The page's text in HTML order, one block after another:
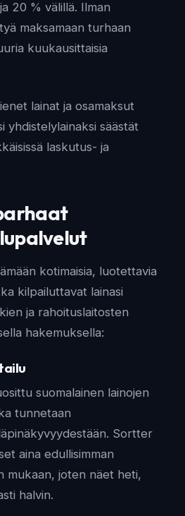
20 % välillä. Ilman
maksamaan turhaan
kuukausittaisia
lainat ja osamaksut
yhdistelylainaksi säästät
laskutus- ja
kotimaisia, luotettavia
kilpailuttavat lainasi
ja rahoituslaitosten
hakemuksella:
suomalainen lainojen
tunnetaan
Sortter
aina edullisimman
mukaan, joten näet heti,
halvin.